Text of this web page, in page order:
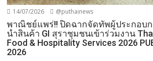
14/07/2026 @puthainews
พาณิชย์แพร่!! ปิดฉากจัดทัพผู้ประกอบ
นำสินค้า GI สุราชุมชนเข้าร่วมงาน
Food & Hospitality Services 2026
2026